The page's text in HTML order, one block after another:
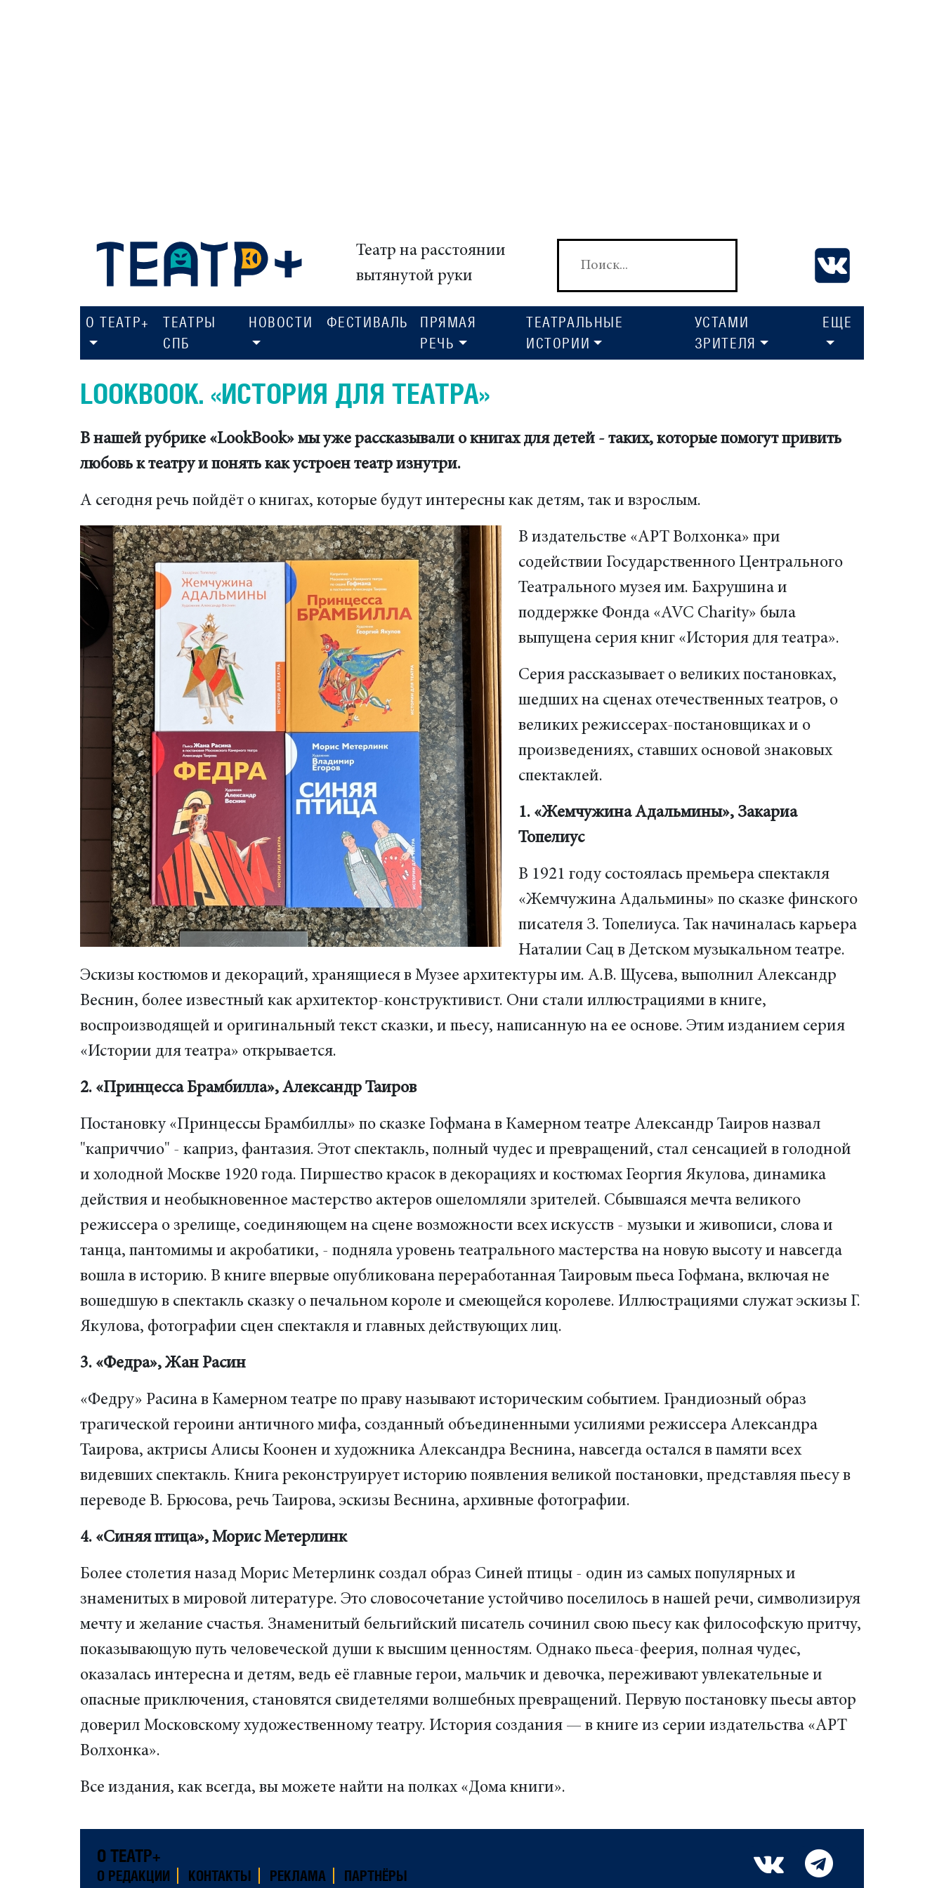
Театр на расстоянии
вытянутой руки
О ТЕАТР+
ТЕАТРЫ
СПБ
НОВОСТИ ФЕСТИВАЛЬ
ПРЯМАЯ
РЕЧЬ
ТЕАТРАЛЬНЫЕ
ИСТОРИИ
УСТАМИ
ЗРИТЕЛЯ
ЕЩЕ
LOOKВOOK. «ИСТОРИЯ ДЛЯ ТЕАТРА»
В нашей рубрике «LookBook» мы уже рассказывали о книгах для детей - таких, которые помогут привить
любовь к театру и понять как устроен театр изнутри.
А сегодня речь пойдёт о книгах, которые будут интересны как детям, так и взрослым.
В издательстве «АРТ Волхонка» при
содействии Государственного Центрального
Театрального музея им. Бахрушина и
поддержке Фонда «AVC Charity» была
выпущена серия книг «История для театра».
Серия рассказывает о великих постановках,
шедших на сценах отечественных театров, о
великих режиссерах-постановщиках и о
произведениях, ставших основой знаковых
спектаклей.
1. «Жемчужина Адальмины», Закариа
Топелиус
В 1921 году состоялась премьера спектакля
«Жемчужина Адальмины» по сказке финского
писателя З. Топелиуса. Так начиналась карьера
Наталии Сац в Детском музыкальном театре.
Эскизы костюмов и декораций, хранящиеся в Музее архитектуры им. А.В. Щусева, выполнил Александр
Веснин, более известный как архитектор-конструктивист. Они стали иллюстрациями в книге,
воспроизводящей и оригинальный текст сказки, и пьесу, написанную на ее основе. Этим изданием серия
«Истории для театра» открывается.
2. «Принцесса Брамбилла», Александр Таиров
Постановку «Принцессы Брамбиллы» по сказке Гофмана в Камерном театре Александр Таиров назвал
"каприччио" - каприз, фантазия. Этот спектакль, полный чудес и превращений, стал сенсацией в голодной
и холодной Москве 1920 года. Пиршество красок в декорациях и костюмах Георгия Якулова, динамика
действия и необыкновенное мастерство актеров ошеломляли зрителей. Сбывшаяся мечта великого
режиссера о зрелище, соединяющем на сцене возможности всех искусств - музыки и живописи, слова и
танца, пантомимы и акробатики, - подняла уровень театрального мастерства на новую высоту и навсегда
вошла в историю. В книге впервые опубликована переработанная Таировым пьеса Гофмана, включая не
вошедшую в спектакль сказку о печальном короле и смеющейся королеве. Иллюстрациями служат эскизы Г.
Якулова, фотографии сцен спектакля и главных действующих лиц.
3. «Федра», Жан Расин
«Федру» Расина в Камерном театре по праву называют историческим событием. Грандиозный образ
трагической героини античного мифа, созданный объединенными усилиями режиссера Александра
Таирова, актрисы Алисы Коонен и художника Александра Веснина, навсегда остался в памяти всех
видевших спектакль. Книга реконструирует историю появления великой постановки, представляя пьесу в
переводе В. Брюсова, речь Таирова, эскизы Веснина, архивные фотографии.
4. «Синяя птица», Морис Метерлинк
Более столетия назад Морис Метерлинк создал образ Синей птицы - один из самых популярных и
знаменитых в мировой литературе. Это словосочетание устойчиво поселилось в нашей речи, символизируя
мечту и желание счастья. Знаменитый бельгийский писатель сочинил свою пьесу как философскую притчу,
показывающую путь человеческой души к высшим ценностям. Однако пьеса-феерия, полная чудес,
оказалась интересна и детям, ведь её главные герои, мальчик и девочка, переживают увлекательные и
опасные приключения, становятся свидетелями волшебных превращений. Первую постановку пьесы автор
доверил Московскому художественному театру. История создания — в книге из серии издательства «АРТ
Волхонка».
Все издания, как всегда, вы можете найти на полках «Дома книги».
О ТЕАТР+
О РЕДАКЦИИ КОНТАКТЫ РЕКЛАМА ПАРТНЁРЫ